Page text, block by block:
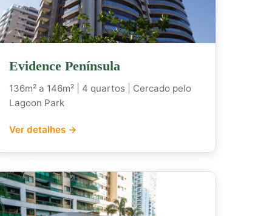
Evidence Península
136m² a 146m² | 4 quartos | Cercado pelo
Lagoon Park
Ver detalhes →